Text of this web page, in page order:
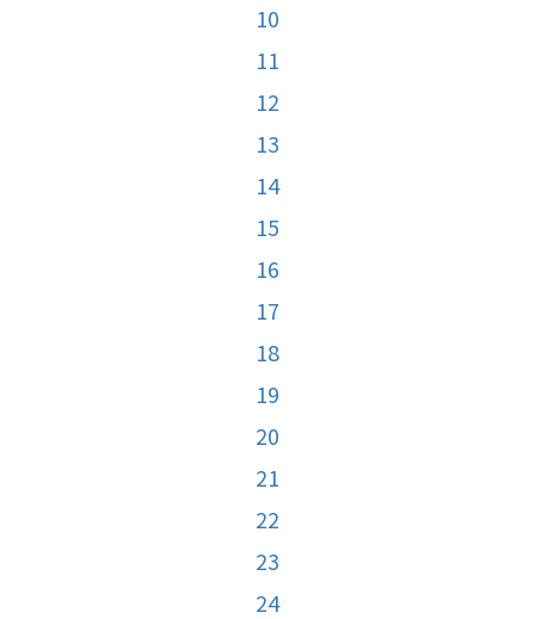
10
11
12
13
14
15
16
17
18
19
20
21
22
23
24